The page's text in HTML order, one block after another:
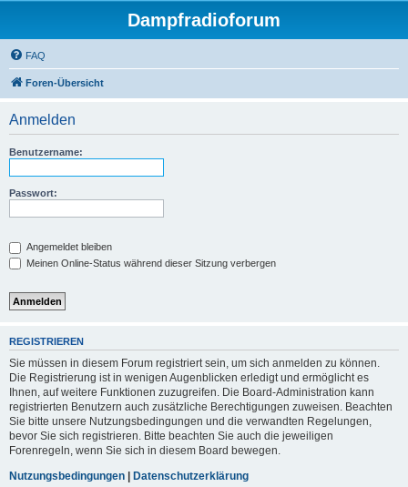
Dampfradioforum
FAQ
Foren-Übersicht
Anmelden
Benutzername:
Passwort:
Angemeldet bleiben
Meinen Online-Status während dieser Sitzung verbergen
REGISTRIEREN
Sie müssen in diesem Forum registriert sein, um sich anmelden zu können.
Die Registrierung ist in wenigen Augenblicken erledigt und ermöglicht es
Ihnen, auf weitere Funktionen zuzugreifen. Die Board-Administration kann
registrierten Benutzern auch zusätzliche Berechtigungen zuweisen. Beachten
Sie bitte unsere Nutzungsbedingungen und die verwandten Regelungen,
bevor Sie sich registrieren. Bitte beachten Sie auch die jeweiligen
Forenregeln, wenn Sie sich in diesem Board bewegen.
Nutzungsbedingungen | Datenschutzerklärung